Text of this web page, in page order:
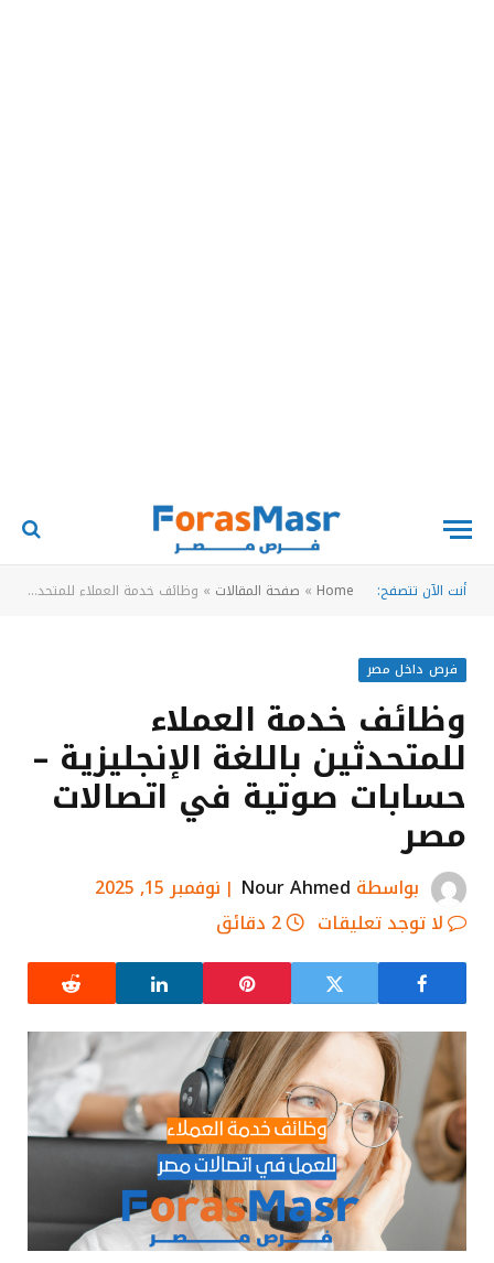
أنت الآن تتصفح: Home
» صفحة المقالات » وظائف خدمة العملاء للمتحدثين باللغة الإنجليزية – حسابات صوتية في اتصالات مصر
فرص داخل مصر
وظائف خدمة العملاء
للمتحدثين باللغة الإنجليزية –
حسابات صوتية في اتصالات
مصر
بواسطة Nour Ahmed
نوفمبر 15, 2025
لا توجد تعليقات
2 دقائق